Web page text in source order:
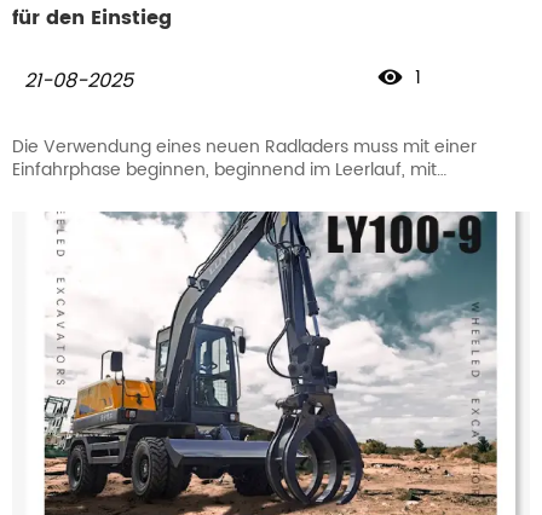
für den Einstieg
21-08-2025
 1
Die Verwendung eines neuen Radladers muss mit einer
Einfahrphase beginnen, beginnend im Leerlauf, mit
Reibungsteile vollständig einzulaufen, um die Lebensdauer
der Maschine zu verlängern. Die gesamte Einfahrzeit eines
neuen Radladers beträgt 60 Stunden.